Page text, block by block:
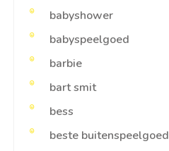
babyshower
babyspeelgoed
barbie
bart smit
bess
beste buitenspeelgoed